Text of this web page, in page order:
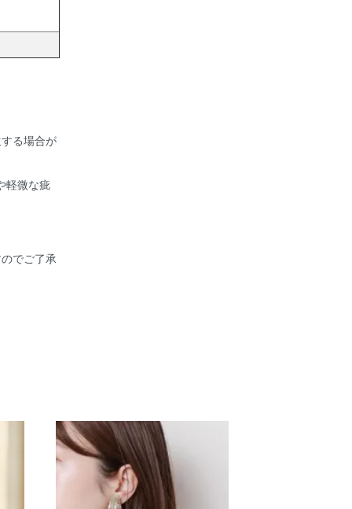
る場合が
軽微な疵
でご了承